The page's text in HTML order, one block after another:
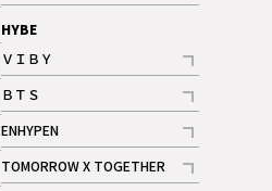
記事
HYBE
ＶＩＢＹ
記事
ＢＴＳ
記事
ENHYPEN
記事
TOMORROW X TOGETHER